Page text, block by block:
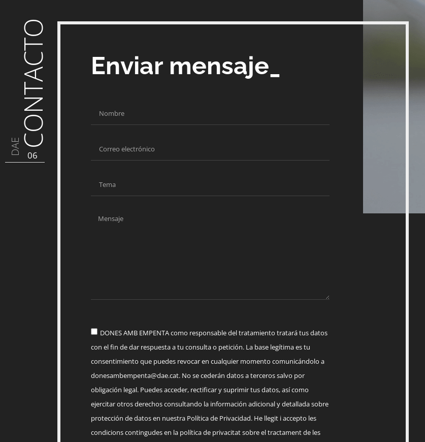
DAE CONTACTO
06
Enviar mensaje_
DONES AMB EMPENTA como responsable del tratamiento tratará tus datos
con el fin de dar respuesta a tu consulta o petición. La base legítima es tu
consentimiento que puedes revocar en cualquier momento comunicándolo a
donesambempenta@dae.cat. No se cederán datos a terceros salvo por
obligación legal. Puedes acceder, rectificar y suprimir tus datos, así como
ejercitar otros derechos consultando la información adicional y detallada sobre
protección de datos en nuestra Política de Privacidad. He llegit i accepto les
condicions contingudes en la política de privacitat sobre el tractament de les